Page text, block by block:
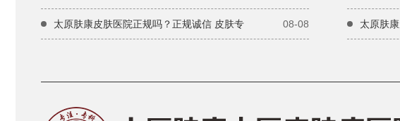
太原肤康皮肤医院正规吗？正规诚信 皮肤专 08-08 太原肤